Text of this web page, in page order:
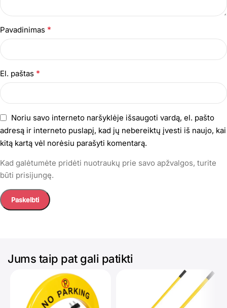
Pavadinimas *
El. paštas *
Noriu savo interneto naršyklėje išsaugoti vardą, el. pašto
adresą ir interneto puslapį, kad jų nebereiktų įvesti iš naujo, kai
kitą kartą vėl norėsiu parašyti komentarą.
Kad galėtumėte pridėti nuotraukų prie savo apžvalgos, turite
būti prisijungę.
Jums taip pat gali patikti